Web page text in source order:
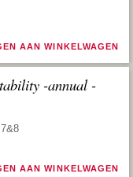
AAN WINKELWAGEN
-annual -
AAN WINKELWAGEN